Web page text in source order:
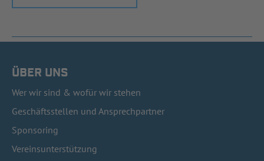
ÜBER UNS
Wer wir sind & wofür wir stehen
Geschäftsstellen und Ansprechpartner
Sponsoring
Vereinsunterstützung